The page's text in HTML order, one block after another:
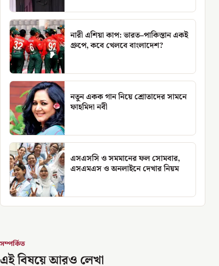
নারী এশিয়া কাপ: ভারত–পাকিস্তান একই
গ্রুপে, কবে খেলবে বাংলাদেশ?
নতুন একক গান নিয়ে শ্রোতাদের সামনে
ফাহমিদা নবী
এসএসসি ও সমমানের ফল সোমবার,
এসএমএস ও অনলাইনে দেখার নিয়ম
সম্পর্কিত
এই বিষয়ে আরও লেখা